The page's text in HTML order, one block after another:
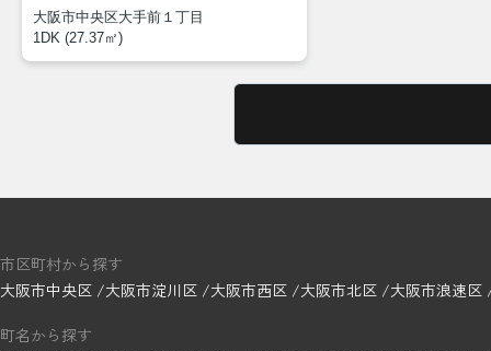
大阪市中央区大手前１丁目
1DK (27.37㎡)
市区町村から探す
大阪市中央区
大阪市淀川区 大阪市西区 大阪市北区 大阪市浪速区
町名から探す